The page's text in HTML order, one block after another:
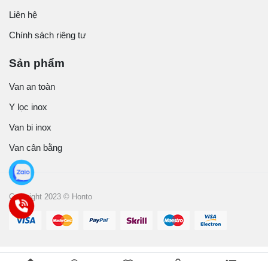
Liên hệ
Chính sách riêng tư
Sản phẩm
Van an toàn
Y lọc inox
Van bi inox
Van cân bằng
Copyright 2023 © Honto